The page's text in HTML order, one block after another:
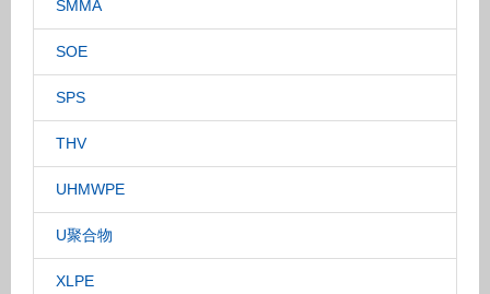
SMMA
SOE
SPS
THV
UHMWPE
U聚合物
XLPE